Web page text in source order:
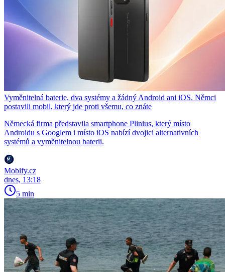
Vyměnitelná baterie, dva systémy a žádný Android ani iOS. Němci
postavili mobil, který jde proti všemu, co znáte
Německá firma představila smartphone Plinius, který místo
Androidu s Googlem i místo iOS nabízí dvojici alternativních
systémů a vyměnitelnou baterii.
Mobify.cz
dnes, 13:18
5 min